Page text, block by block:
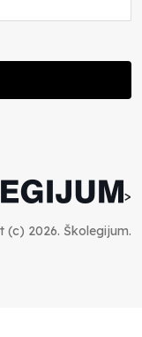
>
(c) 2026. Školegijum.